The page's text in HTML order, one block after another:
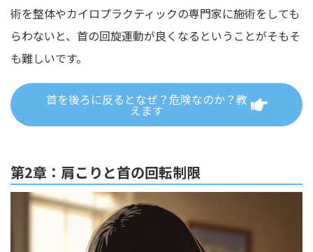
術を整体やカイロプラクティックの専門家に施術をしても
らわないと、首の回旋運動が良くなるということがそもそ
も難しいです。
首を後ろに反るとなぜ？危険なのか？教
えます
第2章：肩こりと首の回転制限